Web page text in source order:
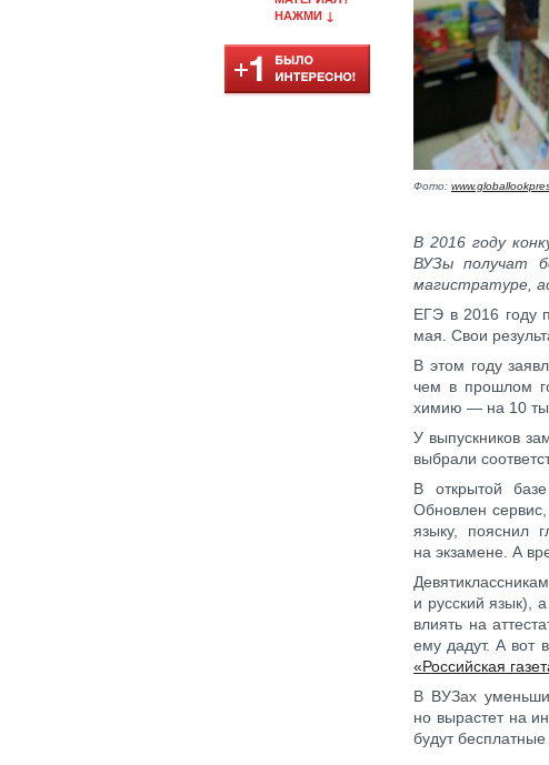
НАЖМИ ↓
Фото:
В 2016 году
ВУЗы получат
магистратуре,
ЕГЭ в 2016 году
мая. Свои
В этом году
чем в прошлом
химию — на 10
У выпускников
выбрали
В открытой
Обновлен
языку, пояснил
на экзамене. А
и русский язык),
влиять на
ему дадут. А вот
«Российская
В ВУЗах
но вырастет на
будут